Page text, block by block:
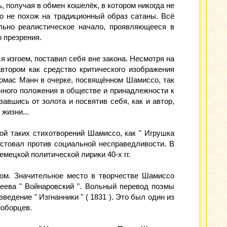
в обмен кошелёк, в котором никогда не
не похож на традиционный образ сатаны. Всё
реалистическое начало, проявляющееся в
презрения.
поставил себя вне закона. Несмотря на
как средство критического изображения
Манн в очерке, посвящённом Шамиссо, так
положения в обществе и принадлежности к
от золота и посвятив себя, как и автор,
таких стихотворений Шамиссо, как " Игрушка
против социальной несправедливости. В
политической лирики 40-х гг.
Значительное место в творчестве Шамиссо
" Войнаровский ". Вольный перевод поэмы
" Изгнанники " ( 1831 ). Это был один из